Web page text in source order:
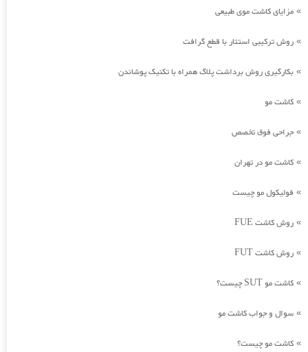
» مزایای کاشت موی طبیعی
» روش ترکیبی استتار با قطع گرافت
» بکارگیری روش برداشت پلاگ همراه با تکنیک پوشاندن
» کاشت مو
» جراحی فوق تخصص
» کاشت مو در تهران
» فولیکول مو چیست
» روش کاشت FUE
» روش کاشت FUT
» کاشت مو SUT چیست؟
» سوال و جواب کاشت مو
» کاشت مو چیست؟